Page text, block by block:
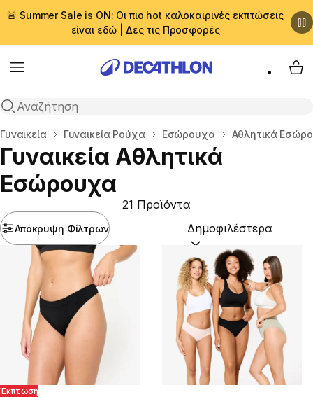
🚨 Summer Sale is ON: Οι πιο hot καλοκαιρινές εκπτώσεις
είναι εδώ | Δες τις Προσφορές
Menu
Αναζήτηση
My
Αρχική σελίδα
Γυναικεία Γυναικεία Ρούχα Εσώρουχα Αθλητικά
Γυναικεία Αθλητικά
Εσώρουχα
Απόκρυψη Φίλτρων
21 Προϊόντα
Ταξινόμηση κατά:
Έκπτωση